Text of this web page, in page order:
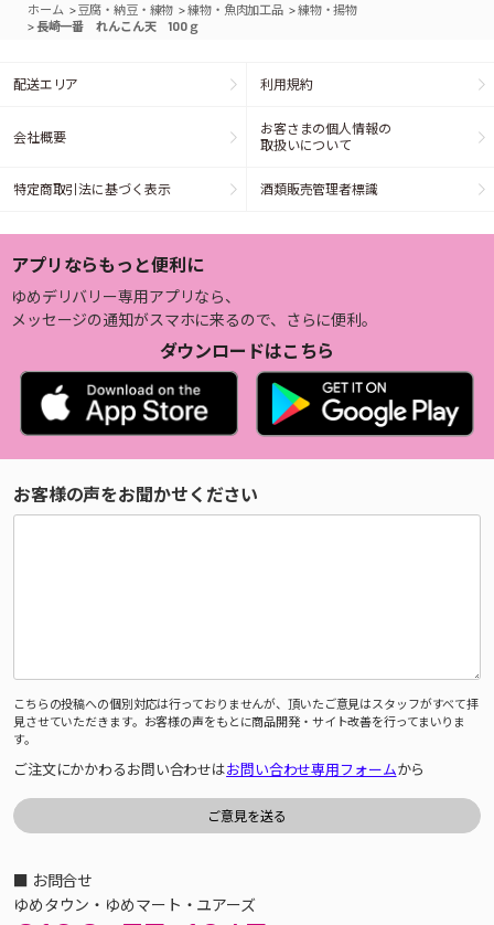
ホーム >豆腐・納豆・練物 >練物・魚肉加工品 >練物・揚物
>長崎一番 れんこん天 100ｇ
配送エリア 利用規約
会社概要
お客さまの個人情報の
取扱いについて
特定商取引法に基づく表示 酒類販売管理者標識
アプリならもっと便利に
ゆめデリバリー専用アプリなら、
メッセージの通知がスマホに来るので、さらに便利。
ダウンロードはこちら
お客様の声をお聞かせください
こちらの投稿への個別対応は行っておりませんが、頂いたご意見はスタッフがすべて拝
見させていただきます。お客様の声をもとに商品開発・サイト改善を行ってまいりま
す。
ご注文にかかわるお問い合わせはお問い合わせ専用フォームから
■ お問合せ
ゆめタウン・ゆめマート・ユアーズ